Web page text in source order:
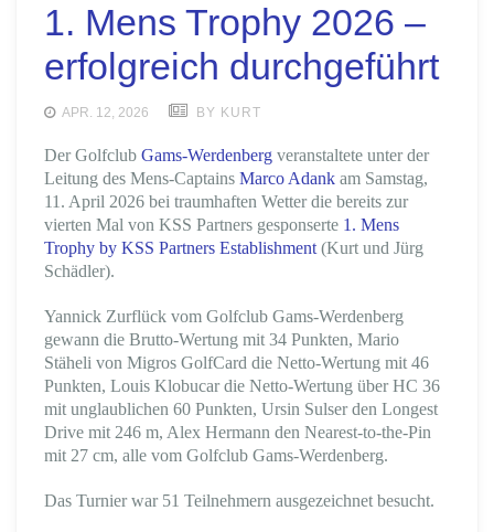
1. Mens Trophy 2026 –
erfolgreich durchgeführt
APR. 12, 2026 BY KURT
Der Golfclub Gams-Werdenberg veranstaltete unter der
Leitung des Mens-Captains Marco Adank am Samstag,
11. April 2026 bei traumhaften Wetter die bereits zur
vierten Mal von KSS Partners gesponserte 1. Mens
Trophy by KSS Partners Establishment (Kurt und Jürg
Schädler).
Yannick Zurflück vom Golfclub Gams-Werdenberg
gewann die Brutto-Wertung mit 34 Punkten, Mario
Stäheli von Migros GolfCard die Netto-Wertung mit 46
Punkten, Louis Klobucar die Netto-Wertung über HC 36
mit unglaublichen 60 Punkten, Ursin Sulser den Longest
Drive mit 246 m, Alex Hermann den Nearest-to-the-Pin
mit 27 cm, alle vom Golfclub Gams-Werdenberg.
Das Turnier war 51 Teilnehmern ausgezeichnet besucht.